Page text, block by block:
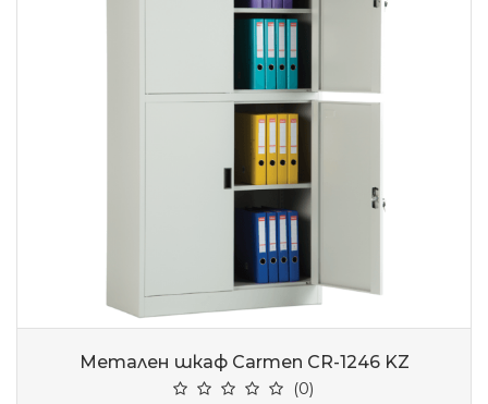
Метален шкаф Carmen CR-1246 KZ
(0)